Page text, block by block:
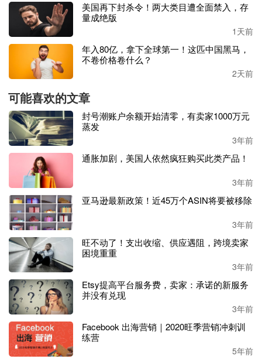
称，他们在过去30天里减少了消费。”
数据显示，对于购物体验不好的品牌网站，有
55.4%的受访
者明确表示以后不会在该网站进行任何消费了，34.2%的受
访者保持中立。而只有10.5%的受访者表示可能还会继续在
该网站购物。
克尼普说：“今年的调查问卷和去年差不多，不过增加了一
些更加实时性的问题，比如去年我们的问题主要围绕疫情对
消费者行为产生的影响，而今年我们则主要关注消费者预算
方面的问题。”
据悉，这项调查是今年六月份的时候发起的，采访了
1500名
美国再下封杀令！两大类目遭全面禁入，存
量成绝版
1天前
年入80亿，拿下全球第一！这匹中国黑马，
不卷价格卷什么？
2天前
可能喜欢的文章
封号潮账户余额开始清零，有卖家1000万元
蒸发
3年前
通胀加剧，美国人依然疯狂购买此类产品！
3年前
亚马逊最新政策！近45万个ASIN将要被移除
3年前
旺不动了！支出收缩、供应遇阻，跨境卖家
困境重重
3年前
Etsy提高平台服务费，卖家：承诺的新服务
并没有兑现
3年前
Facebook 出海营销｜2020旺季营销冲刺训
练营
5年前